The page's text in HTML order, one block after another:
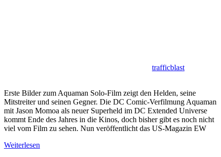
trafficblast
Erste Bilder zum Aquaman Solo-Film zeigt den Helden, seine
Mitstreiter und seinen Gegner. Die DC Comic-Verfilmung Aquaman
mit Jason Momoa als neuer Superheld im DC Extended Universe
kommt Ende des Jahres in die Kinos, doch bisher gibt es noch nicht
viel vom Film zu sehen. Nun veröffentlicht das US-Magazin EW
Weiterlesen